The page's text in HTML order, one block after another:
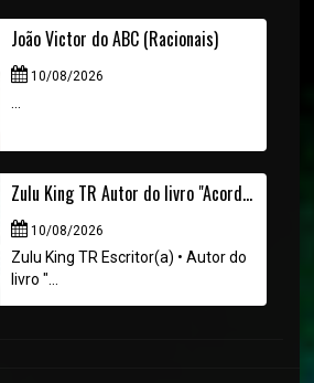
João Victor do ABC (Racionais)
10/08/2026
Zulu King TR Autor do livro "Acorda HIP-HOP!"
10/08/2026
Zulu King TR Escritor(a) • Autor do
livro "...